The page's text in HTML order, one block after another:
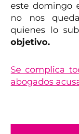
este domingo
no nos
quienes lo
objetivo.
Se complica
abogados